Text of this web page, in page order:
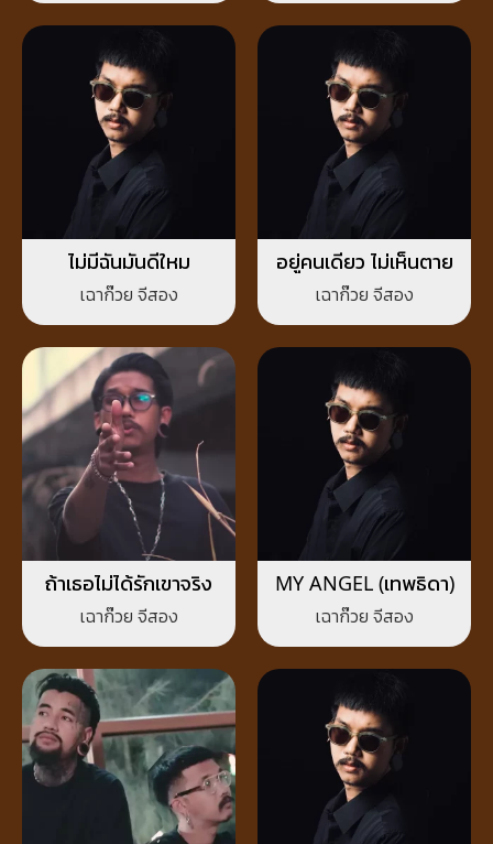
ไม่มีฉันมันดีใหม
เฉาก๊วย จีสอง
อยู่คนเดียว ไม่เห็นตาย
เฉาก๊วย จีสอง
ถ้าเธอไม่ได้รักเขาจริง
เฉาก๊วย จีสอง
MY ANGEL (เทพธิดา)
เฉาก๊วย จีสอง